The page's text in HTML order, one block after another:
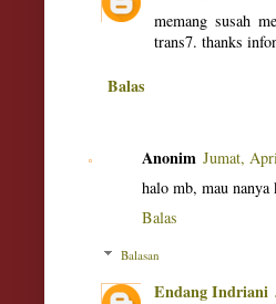
memang susah
trans7. thanks
Balas
Anonim Jumat,
halo mb, mau
Balas
Balasan
Endang Indriani